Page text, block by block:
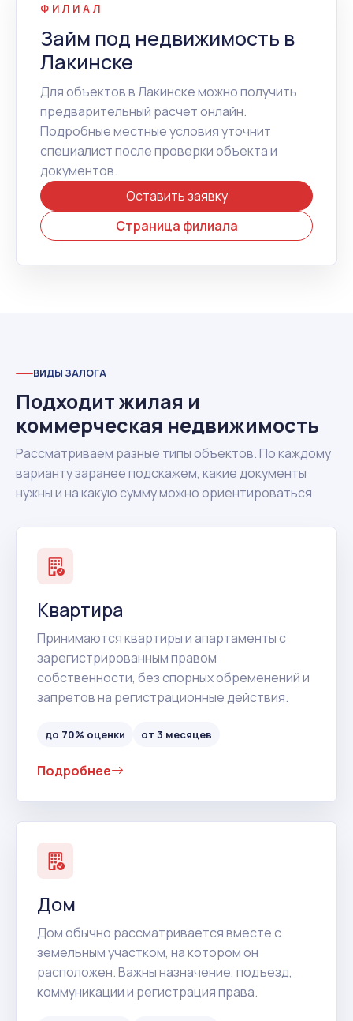
ФИЛИАЛ
Займ под недвижимость в
Лакинске
Для объектов в Лакинске можно получить
предварительный расчет онлайн.
Подробные местные условия уточнит
специалист после проверки объекта и
документов.
Оставить заявку
Страница филиала
ВИДЫ ЗАЛОГА
Подходит жилая и
коммерческая недвижимость
Рассматриваем разные типы объектов. По каждому
варианту заранее подскажем, какие документы
нужны и на какую сумму можно ориентироваться.
Квартира
Принимаются квартиры и апартаменты с
зарегистрированным правом
собственности, без спорных обременений и
запретов на регистрационные действия.
до 70% оценки от 3 месяцев
Подробнее
Дом
Дом обычно рассматривается вместе с
земельным участком, на котором он
расположен. Важны назначение, подъезд,
коммуникации и регистрация права.